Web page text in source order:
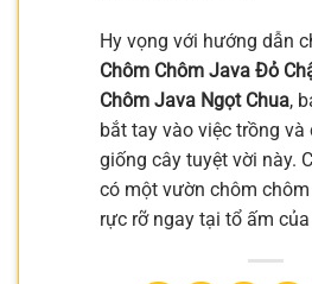
Hy vọng với hướng dẫn
Chôm Chôm Java Đỏ
Chôm Java Ngọt Chua,
bắt tay vào việc trồng và
giống cây tuyệt vời này.
có một vườn chôm
rực rỡ ngay tại tổ ấm